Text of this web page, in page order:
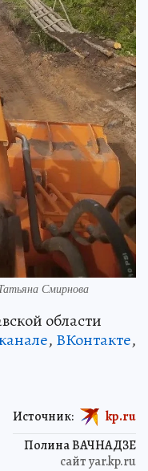
Смирнова
области
, ВКонтакте,
Полина ВАЧНАДЗЕ
сайт yar.kp.ru
Источник: kp.ru